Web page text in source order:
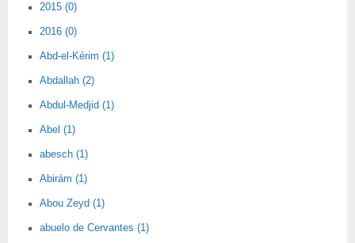
2015 (0)
2016 (0)
Abd-el-Kérim (1)
Abdallah (2)
Abdul-Medjid (1)
Abel (1)
abesch (1)
Abirám (1)
Abou Zeyd (1)
abuelo de Cervantes (1)